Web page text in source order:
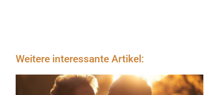
Weitere interessante Artikel: